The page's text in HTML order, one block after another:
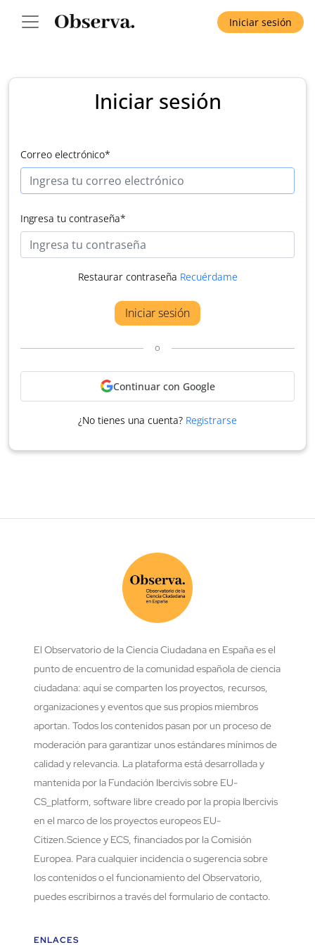
Iniciar sesión
Iniciar sesión
Correo electrónico*
Ingresa tu contraseña*
Restaurar contraseña Recuérdame
Iniciar sesión
o
Continuar con Google
¿No tienes una cuenta? Registrarse
El Observatorio de la Ciencia Ciudadana en España es el
punto de encuentro de la comunidad española de ciencia
ciudadana: aquí se comparten los proyectos, recursos,
organizaciones y eventos que sus propios miembros
aportan. Todos los contenidos pasan por un proceso de
moderación para garantizar unos estándares mínimos de
calidad y relevancia. La plataforma está desarrollada y
mantenida por la Fundación Ibercivis sobre EU-
CS_platform, software libre creado por la propia Ibercivis
en el marco de los proyectos europeos EU-
Citizen.Science y ECS, financiados por la Comisión
Europea. Para cualquier incidencia o sugerencia sobre
los contenidos o el funcionamiento del Observatorio,
puedes escribirnos a través del formulario de contacto.
ENLACES